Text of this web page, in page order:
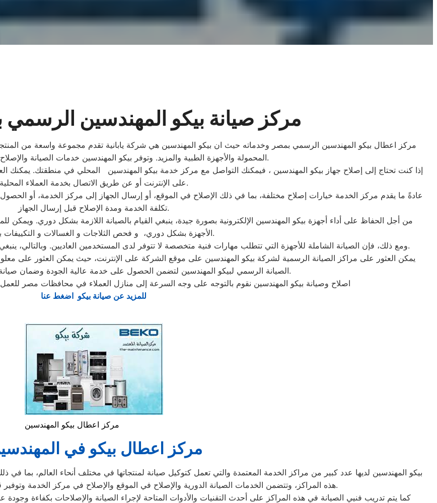
مركز صيانة بيكو المهندسين
مركز اعطال بيكو المهندسين الرسمي بمصر وخدماته حيث ان بيكو المهندسين هي شركة يابانية تقدم مجموعة واسعة من المنتجات
المحمولة والأجهزة الطبية والمزيد. وتوفر بيكو المهندسين خدمات الصيانة والإصلاح للعديد من هذه المنتجات.
إذا كنت تحتاج إلى إصلاح جهاز بيكو المهندسين ، فيمكنك التواصل مع مركز خدمة بيكو المهندسين المحلي في منطقتك. يمكنك
على الإنترنت أو عن طريق الاتصال بخدمة العملاء المحلية.
عادةً ما يقدم مركز الخدمة خيارات إصلاح مختلفة، بما في ذلك الإصلاح في الموقع، أو إرسال الجهاز إلى مركز الخدمة، أو
تكلفة الخدمة ومدة الإصلاح قبل إرسال الجهاز.
من أجل الحفاظ على أداء أجهزة بيكو المهندسين الإلكترونية بصورة جيدة، ينبغي القيام بالصيانة اللازمة بشكل دوري.
الأجهزة بشكل دوري، و فحص الثلاجات و الغسالات و التكييفات باستمرار.
ومع ذلك، فإن الصيانة الشاملة للأجهزة التي تتطلب مهارات فنية متخصصة لا تتوفر لدى المستخدمين العاديين. وبالتالي، ينبغي الاتصال بفني صيانة معتمد لتشخيص المشكلة وإجراء الإصلاح اللازم.
يمكن العثور على مراكز الصيانة الرسمية لشركة بيكو المهندسين على موقع الشركة على الإنترنت، حيث يمكن العثور على
الصيانة الرسمي لبيكو المهندسين لتضمن الحصول على خدمة عالية الجودة وضمان صيانة الأجهزة بأفضل الطرق الممكنة.
اصلاح وصيانة بيكو المهندسين نقوم بالتوجه على وجه السرعة إلى منازل العملاء في محافظات مصر
للمزيد عن صيانة بيكو اضغط عنا
مركز اعطال بيكو المهندسين
مركز اعطال بيكو في
بيكو المهندسين لديها عدد كبير من مراكز الخدمة المعتمدة والتي تعمل كتوكيل صيانة لمنتجاتها في مختلف أنحاء العالم،
هذه المراكز، وتتضمن الخدمات الصيانة الدورية والإصلاح في الموقع والإصلاح في مركز الخدمة وتوفير قطع الغيار الأصلية وعمليات النظافة والتفتيش.
كما يتم تدريب فنيي الصيانة في هذه المراكز على أحدث التقنيات والأدوات المتاحة لإجراء الصيانة والإصلاحات بكفاءة